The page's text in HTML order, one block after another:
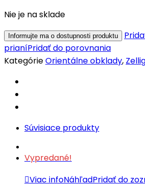
Nie je na sklade
prianíPridať do porovnania
KategórieOrientálne obklady,
Súvisiace produkty
Vypredané!
Viac infoNáhľadPridať do